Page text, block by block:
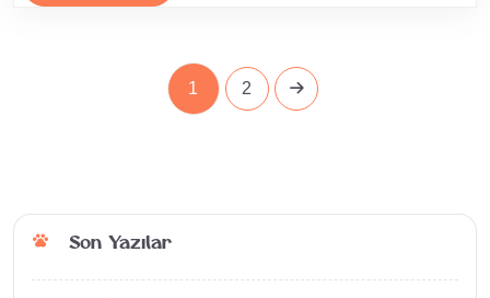
1 2
Son Yazılar